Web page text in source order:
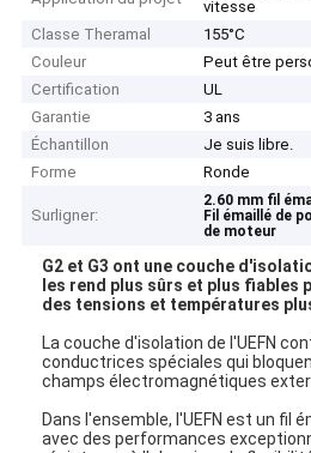
vitesse
Classe Theramal
155°C
Couleur
Peut être
Certification
UL
Garantie
3 ans
Échantillon
Je suis libre.
Forme
Ronde
Surligner:
2.60 mm fil
Fil émaillé de
de moteur
G2 et G3 ont une couche
les rend plus sûrs et plus fiables
des tensions et températures
La couche d'isolation de l'UEFN
conductrices spéciales qui
champs électromagnétiques
Dans l'ensemble, l'UEFN est un fil
avec des performances